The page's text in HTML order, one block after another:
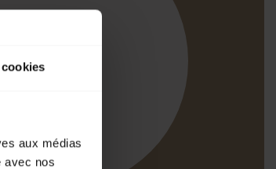
aux médias
avec nos
produit